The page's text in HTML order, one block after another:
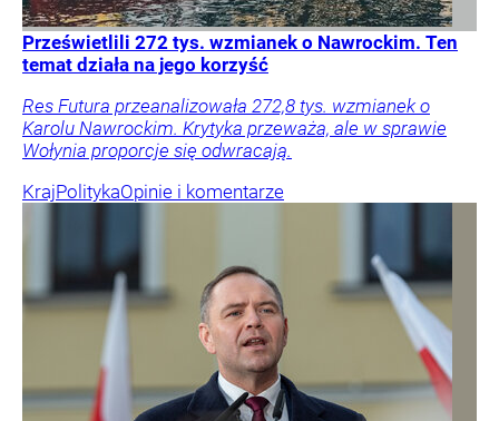
Prześwietlili 272 tys. wzmianek o Nawrockim. Ten
temat działa na jego korzyść
Res Futura przeanalizowała 272,8 tys. wzmianek o
Karolu Nawrockim. Krytyka przeważa, ale w sprawie
Wołynia proporcje się odwracają.
KrajPolitykaOpinie i komentarze